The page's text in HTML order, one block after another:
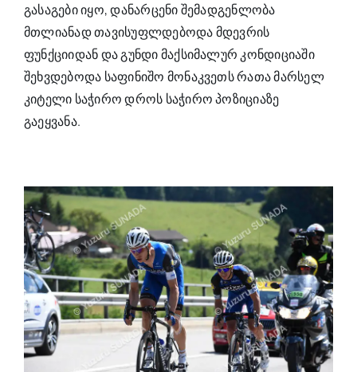
გასაგები იყო,დანარცენიშემადგენლობა
მთლიანად თავისუფლდებოდა მდევრის
ფუნქციიდანდა გუნდი მაქსიმალურ კონდიციაში
შეხვდებოდა საფინიშო მონაკვეთს რათა მარსელ
კიტელი საჭირო დროს საჭირო პოზიციაზე
გაეყვანა.